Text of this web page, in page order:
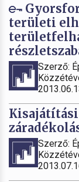
területi
Szerző:
Szerző: